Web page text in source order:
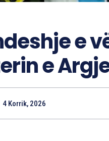
e
e
4 Korrik, 2026